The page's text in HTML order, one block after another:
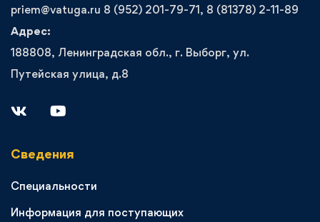
priem@vatuga.ru 8 (952) 201-79-71, 8 (81378) 2-11-89
Адрес:
188808, Ленинградская обл., г. Выборг, ул.
Путейская улица, д.8
Сведения
Специальности
Информация для поступающих